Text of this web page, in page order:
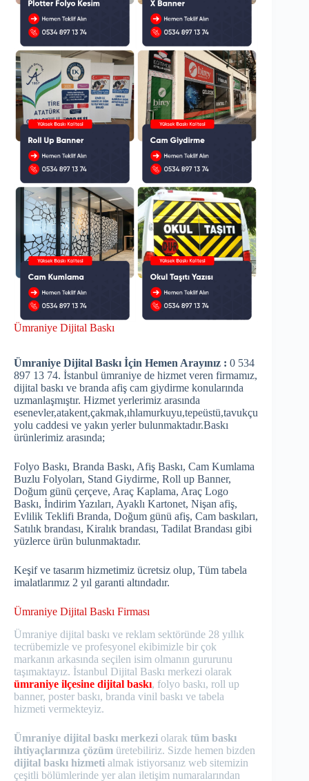
Ümraniye Dijital Baskı
Ümraniye Dijital Baskı İçin Hemen Arayınız : 0 534
897 13 74. İstanbul ümraniye de hizmet veren firmamız,
dijital baskı ve branda afiş cam giydirme konularında
uzmanlaşmıştır. Hizmet yerlerimiz arasında
esenevler,atakent,çakmak,ıhlamurkuyu,tepeüstü,tavukçu
yolu caddesi ve yakın yerler bulunmaktadır.Baskı
ürünlerimiz arasında;
Folyo Baskı, Branda Baskı, Afiş Baskı, Cam Kumlama
Buzlu Folyoları, Stand Giydirme, Roll up Banner,
Doğum günü çerçeve, Araç Kaplama, Araç Logo
Baskı, İndirim Yazıları, Ayaklı Kartonet, Nişan afiş,
Evlilik Teklifi Branda, Doğum günü afiş, Cam baskıları,
Satılık brandası, Kiralık brandası, Tadilat Brandası gibi
yüzlerce ürün bulunmaktadır.
Keşif ve tasarım hizmetimiz ücretsiz olup, Tüm tabela
imalatlarımız 2 yıl garanti altındadır.
Ümraniye Dijital Baskı Firması
Ümraniye dijital baskı ve reklam sektöründe 28 yıllık
tecrübemizle ve profesyonel ekibimizle bir çok
markanın arkasında seçilen isim olmanın gururunu
taşımaktayız. İstanbul Dijital Baskı merkezi olarak
ümraniye ilçesine dijital baskı, folyo baskı, roll up
banner, poster baskı, branda vinil baskı ve tabela
hizmeti vermekteyiz.
Ümraniye dijital baskı merkezi olarak tüm baskı
ihtiyaçlarınıza çözüm üretebiliriz. Sizde hemen bizden
dijital baskı hizmeti almak istiyorsanız web sitemizin
çeşitli bölümlerinde yer alan iletişim numaralarından